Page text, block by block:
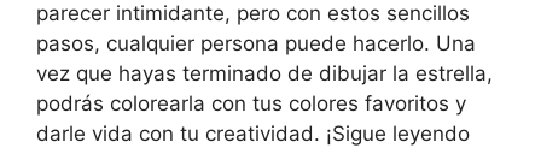
parecer intimidante, pero con estos sencillos
pasos, cualquier persona puede hacerlo. Una
vez que hayas terminado de dibujar la estrella,
podrás colorearla con tus colores favoritos y
darle vida con tu creatividad. ¡Sigue leyendo